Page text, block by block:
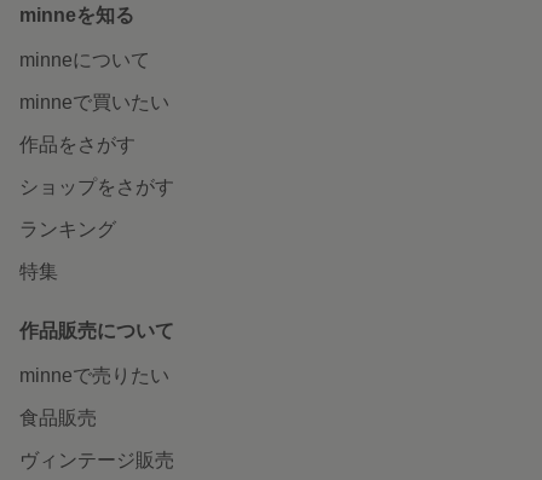
minneを知る
minneについて
minneで買いたい
作品をさがす
ショップをさがす
ランキング
特集
作品販売について
minneで売りたい
食品販売
ヴィンテージ販売